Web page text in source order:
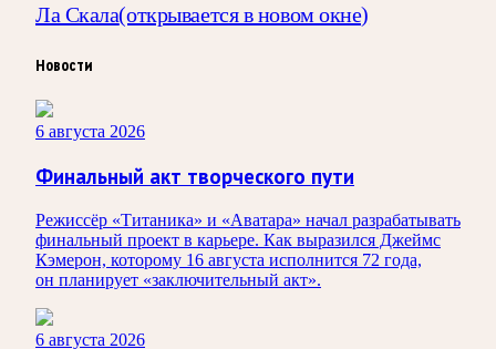
Ла Скала(открывается в новом окне)
Новости
6 августа 2026
Финальный акт творческого пути
Режиссёр «Титаника» и «Аватара» начал разрабатывать
финальный проект в карьере. Как выразился Джеймс
Кэмерон, которому 16 августа исполнится 72 года,
он планирует «заключительный акт».
6 августа 2026